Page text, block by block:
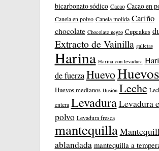
bicarbonato sódico Cacao Cacao en
Canela en polvo Canela molida Cariño
chocolate Chocolate negro Cupcakes
Extracto de Vainilla galletas
Harina Harina con levadura
de fuerza HuevoHuevos
Huevos medianos Ilusión Leche
entera LevaduraLevadura
polvo Levadura fresca
mantequilla
ablandada mantequilla a